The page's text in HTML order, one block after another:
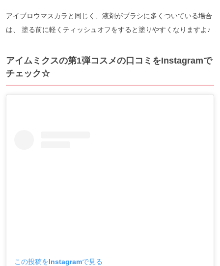
アイブロウマスカラと同じく、液剤がブラシに多くついている場合
は、 塗る前に軽くティッシュオフをすると塗りやすくなりますよ♪
アイムミクスの第1弾コスメの口コミをInstagramで
チェック☆
この投稿をInstagramで見る